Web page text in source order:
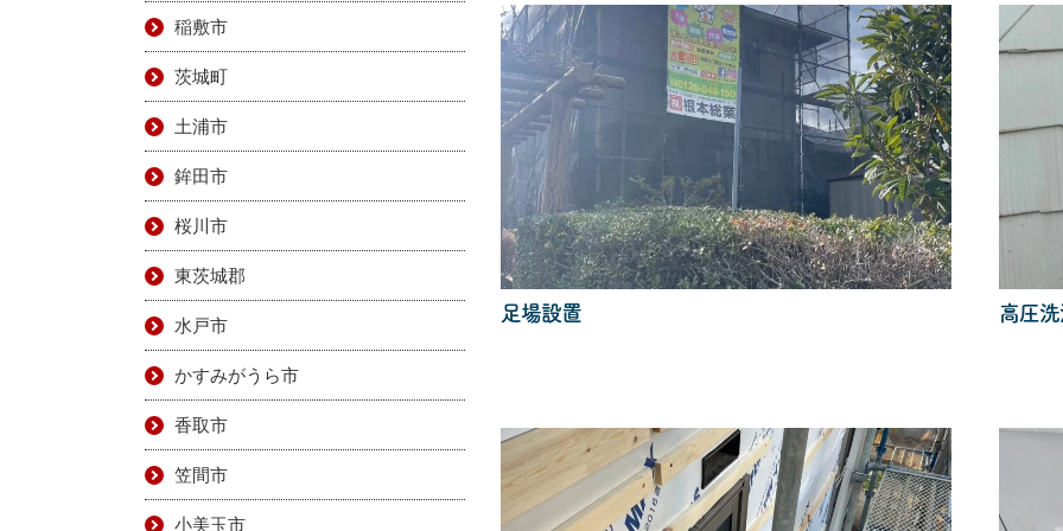
足場設置 高圧
稲敷市
茨城町
土浦市
鉾田市
桜川市
東茨城郡
水戸市
かすみがうら市
香取市
笠間市
小美玉市